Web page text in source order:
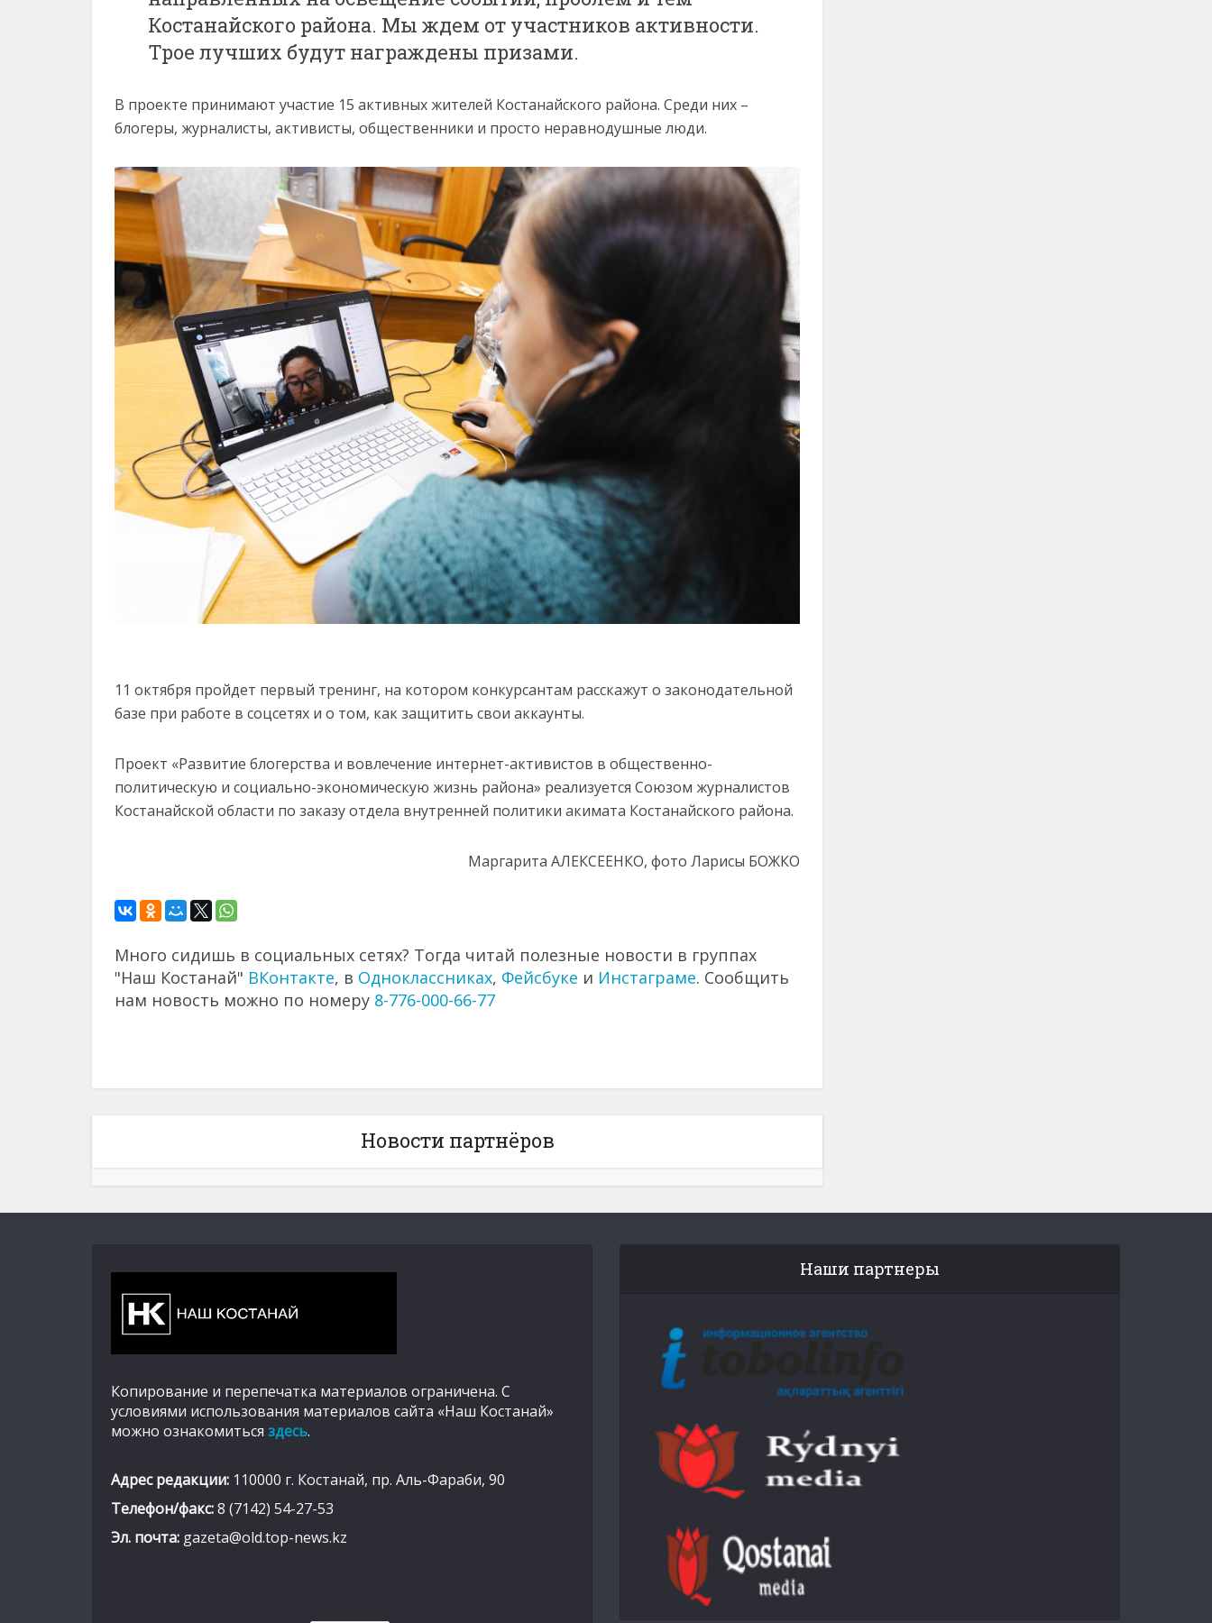
Костанайского района. Мы ждем от участников активности.
Трое лучших будут награждены призами.
В проекте принимают участие 15 активных жителей Костанайского района. Среди них –
блогеры, журналисты, активисты, общественники и просто неравнодушные люди.
11 октября пройдет первый тренинг, на котором конкурсантам расскажут о законодательной
базе при работе в соцсетях и о том, как защитить свои аккаунты.
Проект «Развитие блогерства и вовлечение интернет-активистов в общественно-
политическую и социально-экономическую жизнь района» реализуется Союзом журналистов
Костанайской области по заказу отдела внутренней политики акимата Костанайского района.
Маргарита АЛЕКСЕЕНКО, фото Ларисы БОЖКО
Много сидишь в социальных сетях? Тогда читай полезные новости в группах
"Наш Костанай" ВКонтакте, в Одноклассниках, Фейсбуке и Инстаграме. Сообщить
нам новость можно по номеру 8-776-000-66-77
Новости партнёров
Копирование и перепечатка материалов ограничена. С
условиями использования материалов сайта «Наш Костанай»
можно ознакомиться здесь.
Адрес редакции: 110000 г. Костанай, пр. Аль-Фараби, 90
Телефон/факс:8 (7142) 54-27-53
Эл. почта: gazeta@old.top-news.kz
Наши партнеры